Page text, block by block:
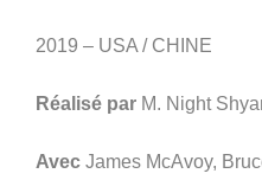
2019 – USA / CHINE
Réalisé par M. Night
Avec James McAvoy,